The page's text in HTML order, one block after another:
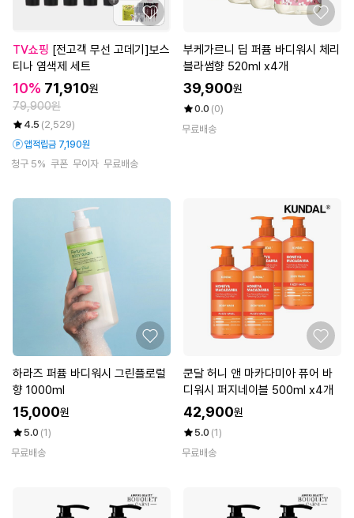
TV쇼핑
티나 염색제 세트
10% 71,910원
79,900원
4.5 (2,529)
앱적립금 7,190원
청구 5% 쿠폰 무이자 무료배송
부케가르니 딥 퍼퓸 바디워시 체리
블라썸향 520ml x4개
39,900원
0.0 (0)
무료배송
하라즈 퍼퓸 바디워시 그린플로럴
향 1000ml
15,000원
5.0 (1)
무료배송
쿤달 허니 앤 마카다미아 퓨어 바
디워시 퍼지네이블 500ml x4개
42,900원
5.0 (1)
무료배송